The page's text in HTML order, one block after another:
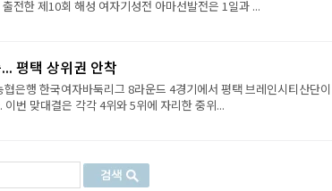
전한 제10회 해성 여자기성전 아마선발전은 1일과 ...
평택 상위권 안착
은행 한국여자바둑리그 8라운드 4경기에서 평택 브레인시티산단
번 맞대결은 각각 4위와 5위에 자리한 중위...